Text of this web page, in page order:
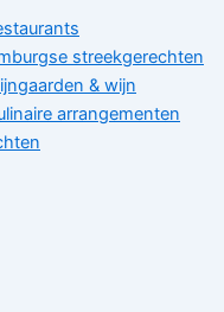
streekgerechten
& wijn
arrangementen